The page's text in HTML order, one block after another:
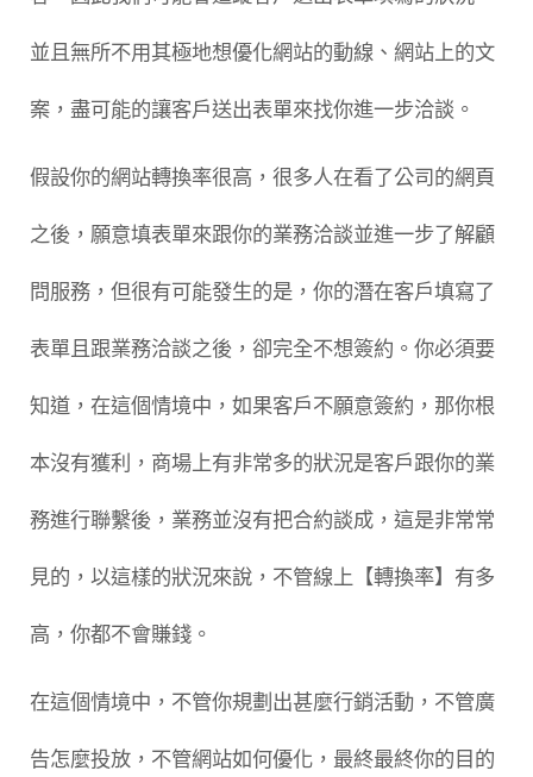
並且無所不用其極地想優化網站的動線、網站上的文
案，盡可能的讓客戶送出表單來找你進一步洽談。
假設你的網站轉換率很高，很多人在看了公司的網頁
之後，願意填表單來跟你的業務洽談並進一步了解顧
問服務，但很有可能發生的是，你的潛在客戶填寫了
表單且跟業務洽談之後，卻完全不想簽約。你必須要
知道，在這個情境中，如果客戶不願意簽約，那你根
本沒有獲利，商場上有非常多的狀況是客戶跟你的業
務進行聯繫後，業務並沒有把合約談成，這是非常常
見的，以這樣的狀況來說，不管線上【轉換率】有多
高，你都不會賺錢。
在這個情境中，不管你規劃出甚麼行銷活動，不管廣
告怎麼投放，不管網站如何優化，最終最終你的目的